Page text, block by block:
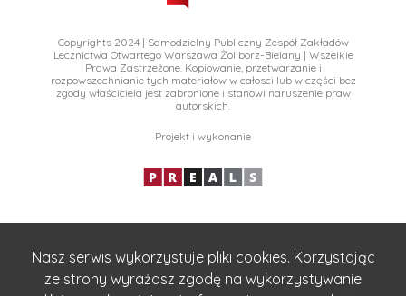
Copyrights 2024 | Samodzielny Publiczny Zespół Zakładów
Lecznictwa Otwartego Warszawa Żoliborz-Bielany | Wszelkie
Prawa Zastrzeżone. Kopiowanie, przetwarzanie i
rozpowszechnianie tych materiałow w całosci lub w części bez
zgody właściciela jest zabronione i stanowi naruszenie praw
autorskich.
Projekt i wykonanie
Nasz serwis wykorzystuje pliki cookies. Korzystając
ze strony wyrażasz zgodę na wykorzystywanie